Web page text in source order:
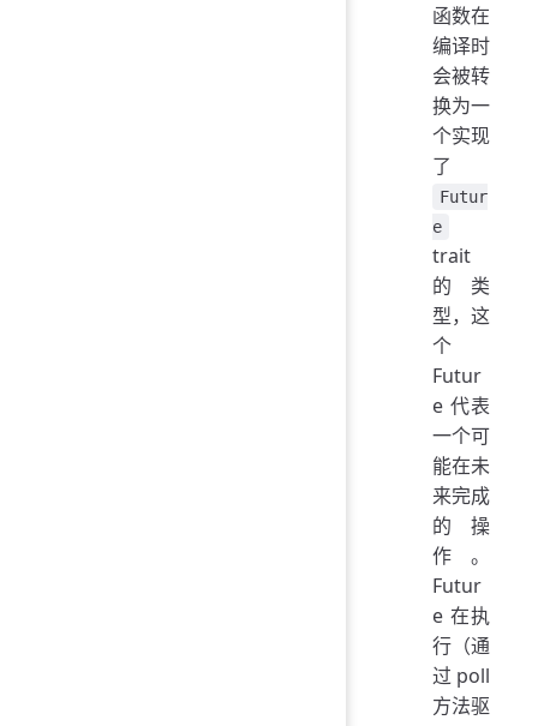
函数在
编译时
会被转
换为一
个实现
了
Futur
e
trait
的类
型，这
个
Futur
e 代表
一个可
能在未
来完成
的操
作。
Futur
e 在执
行（通
过 poll
方法驱